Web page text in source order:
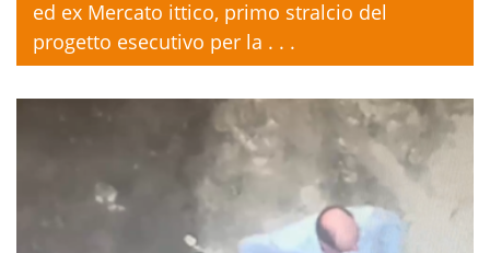
ed ex Mercato ittico, primo stralcio del
progetto esecutivo per la . . .